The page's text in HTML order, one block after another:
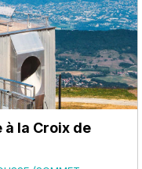
la Croix de